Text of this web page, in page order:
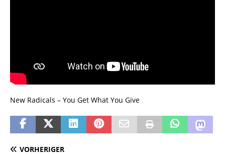
New Radicals – You Get What You Give
VORHERIGER